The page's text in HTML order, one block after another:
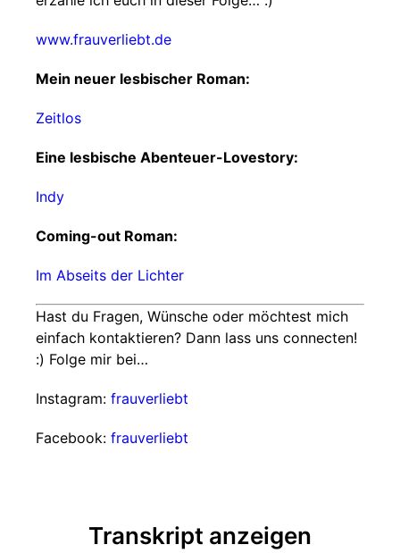
www.frauverliebt.de
Mein neuer lesbischer Roman:
Zeitlos
Eine lesbische Abenteuer-Lovestory:
Indy
Coming-out Roman:
Im Abseits der Lichter
Hast du Fragen, Wünsche oder möchtest mich
einfach kontaktieren? Dann lass uns connecten!
:) Folge mir bei…
Instagram: frauverliebt
Facebook: frauverliebt
Transkript anzeigen